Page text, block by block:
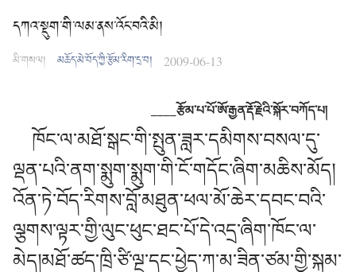
དཀའ་སྡུག་གི་ལམ་ནས་འོང་བའི་མི།
མི་གསལ། མཆོད་མེ་བོད་ཀྱི་རྩོམ་རིག་དྲ་བ། 2009-06-13
____རྩོམ་པ་པོ་ཨོ་རྒྱན་རྡོ་རྗེའི་སྐོར་བཀོད་པ།
ཁོང་ལ་མཐོ་སྒང་གི་སྤུན་ཟླར་དམིགས་བསལ་དུ་
ལྡན་པའི་ནག་སྨུག་སྨུག་གི་ངོ་གདོང་ཞིག་མཆིས་མོད།
འོན་ཏེ་བོད་རིགས་བློ་མཐུན་ཕལ་མོ་ཆེར་དབང་བའི་
ལྕགས་ལྟར་གྱི་ལུང་ཕུང་ཐང་པོ་དེ་འདྲ་ཞིག་ཁོང་ལ་
མེད།མཐོ་ཚད་ཁྲི་ཙི་ལྔ་དང་ཕྱེད་ཀ་མ་ཟིན་ཙམ་གྱི་སྐམ་